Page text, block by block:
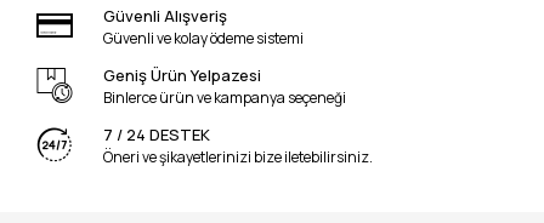
Güvenli Alışveriş
Güvenli ve kolay ödeme sistemi
Geniş Ürün Yelpazesi
Binlerce ürün ve kampanya seçeneği
7 / 24 DESTEK
Öneri ve şikayetlerinizi bize iletebilirsiniz.